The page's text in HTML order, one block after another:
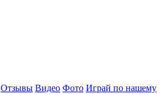
Отзывы Видео Фото Играй по нашему